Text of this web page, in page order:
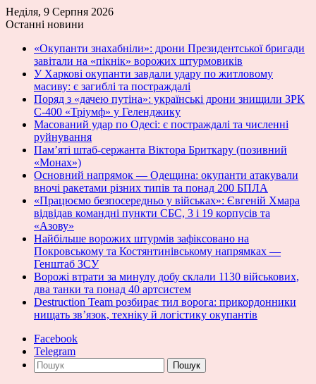
Неділя, 9 Серпня 2026
Останні новини
«Окупанти знахабніли»: дрони Президентської бригади
завітали на «пікнік» ворожих штурмовиків
У Харкові окупанти завдали удару по житловому
масиву: є загиблі та постраждалі
Поряд з «дачею путіна»: українські дрони знищили ЗРК
С-400 «Тріумф» у Геленджику
Масований удар по Одесі: є постраждалі та численні
руйнування
Пам’яті штаб-сержанта Віктора Бриткару (позивний
«Монах»)
Основний напрямок — Одещина: окупанти атакували
вночі ракетами різних типів та понад 200 БПЛА
«Працюємо безпосередньо у військах»: Євгеній Хмара
відвідав командні пункти СБС, 3 і 19 корпусів та
«Азову»
Найбільше ворожих штурмів зафіксовано на
Покровському та Костянтинівському напрямках —
Генштаб ЗСУ
Ворожі втрати за минулу добу склали 1130 військових,
два танки та понад 40 артсистем
Destruction Team розбирає тил ворога: прикордонники
нищать зв’язок, техніку й логістику окупантів
Facebook
Telegram
Пошук